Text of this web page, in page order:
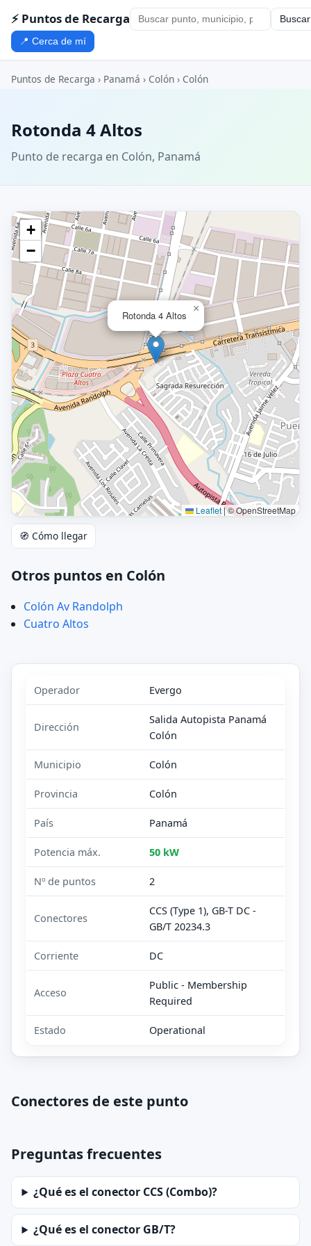
⚡ Puntos de Recarga Buscar
📍 Cerca de mí
Puntos de Recarga › Panamá › Colón › Colón
Rotonda 4 Altos
Punto de recarga en Colón, Panamá
Rotonda 4 Altos
×
+
−
Leaflet|© OpenStreetMap
🧭 Cómo llegar
Otros puntos en Colón
Colón Av Randolph
Cuatro Altos
Operador Evergo
Dirección
Salida Autopista Panamá
Colón
Municipio Colón
Provincia Colón
País Panamá
Potencia máx. 50 kW
Nº de puntos 2
Conectores
CCS (Type 1), GB-T DC -
GB/T 20234.3
Corriente DC
Acceso
Public - Membership
Required
Estado Operational
Conectores de este punto
Preguntas frecuentes
¿Qué es el conector CCS (Combo)?
¿Qué es el conector GB/T?